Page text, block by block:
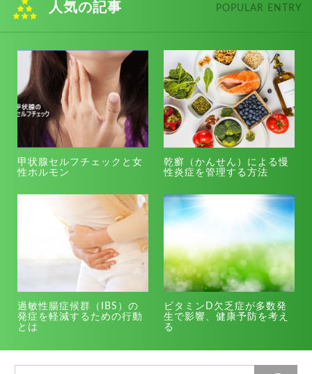
人気の記事 POPULAR ENTRY
甲状腺セルフチェックと女
性ホルモン
乾癬（かんせん）による慢
性炎症を管理する方法
過敏性腸症候群（IBS）の
発症を軽減するための行動
とは
ビタミンD欠乏症が多数発
生で影響、健康予防を考え
る